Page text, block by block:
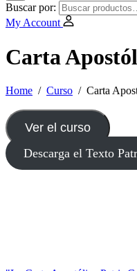
Buscar por:
My Account
Carta
Home / Curso / Carta
Ver el curso
Descarga el Texto